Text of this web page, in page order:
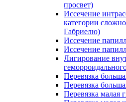
просвет)
Иссечение
категории
Габриелю)
Иссечение
Иссечение
Лигирование
Перевязка
Перевязка
Перевязка малая